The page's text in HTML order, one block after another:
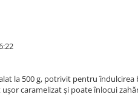
la 500 g, potrivit pentru
caramelizat și poate înlocui